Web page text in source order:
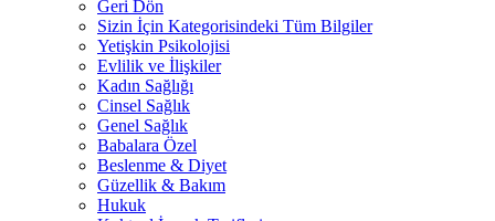
Geri Dön
Sizin İçin Kategorisindeki Tüm Bilgiler
Yetişkin Psikolojisi
Evlilik ve İlişkiler
Kadın Sağlığı
Cinsel Sağlık
Genel Sağlık
Babalara Özel
Beslenme & Diyet
Güzellik & Bakım
Hukuk